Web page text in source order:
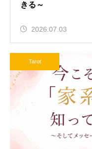
きる～
2026.07.03
Tarot